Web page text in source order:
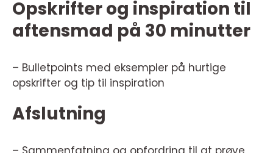
Opskrifter og inspiration til
aftensmad på 30 minutter
– Bulletpoints med eksempler på hurtige
opskrifter og tip til inspiration
Afslutning